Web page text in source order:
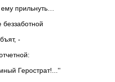
прильнуть…
беззаботной
-
Герострат!...''